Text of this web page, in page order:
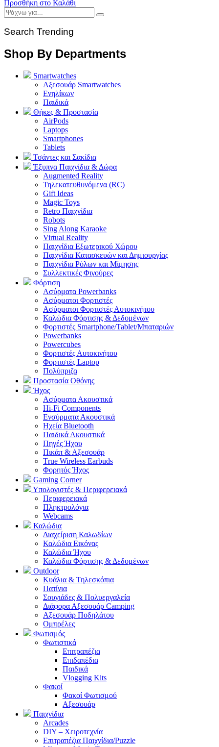
Προσθήκη στο Καλάθι
Search Trending
Shop By Departments
Smartwatches
Αξεσουάρ Smartwatches
Ενηλίκων
Παιδικά
Θήκες & Προστασία
AirPods
Laptops
Smartphones
Tablets
Τσάντες και Σακίδια
Έξυπνα Παιχνίδια & Δώρα
Augmented Reality
Τηλεκατευθυνόμενα (RC)
Gift Ideas
Magic Toys
Retro Παιχνίδια
Robots
Sing Along Karaoke
Virtual Reality
Παιχνίδια Εξωτερικού Χώρου
Παιχνίδια Κατασκευών και Δημιουργίας
Παιχνίδια Ρόλων και Μίμησης
Συλλεκτικές Φιγούρες
Φόρτιση
Ασύρματα Powerbanks
Aσύρματοι Φορτιστές
Ασύρματοι Φορτιστές Αυτοκινήτου
Καλώδια Φόρτισης & Δεδομένων
Φορτιστές Smartphone/Tablet/Μπαταριών
Powerbanks
Powercubes
Φορτιστές Αυτοκινήτου
Φορτιστές Laptop
Πολύπριζα
Προστασία Οθόνης
Ήχος
Ασύρματα Ακουστικά
Hi-Fi Components
Ενσύρματα Ακουστικά
Ηχεία Bluetooth
Παιδικά Ακουστικά
Πηγές Ήχου
Πικάπ & Αξεσουάρ
Τrue Wireless Earbuds
Φορητός Ήχος
Gaming Corner
Υπολογιστές & Περιφερειακά
Περιφερειακά
Πληκτρολόγια
Webcams
Καλώδια
Διαχείριση Καλωδίων
Καλώδια Εικόνας
Καλώδια Ήχου
Καλώδια Φόρτισης & Δεδομένων
Outdoor
Κυάλια & Τηλεσκόπια
Πατίνια
Σουγιάδες & Πολυεργαλεία
Διάφορα Αξεσουάρ Camping
Αξεσουάρ Ποδηλάτου
Ομπρέλες
Φωτισμός
Φωτιστικά
Επιτραπέζια
Επιδαπέδια
Παιδικά
Vlogging Kits
Φακοί
Φακοί Φωτισμού
Αξεσουάρ
Παιχνίδια
Arcades
DIY – Χειροτεχνία
Επιτραπέζια Παιχνίδια/Puzzle